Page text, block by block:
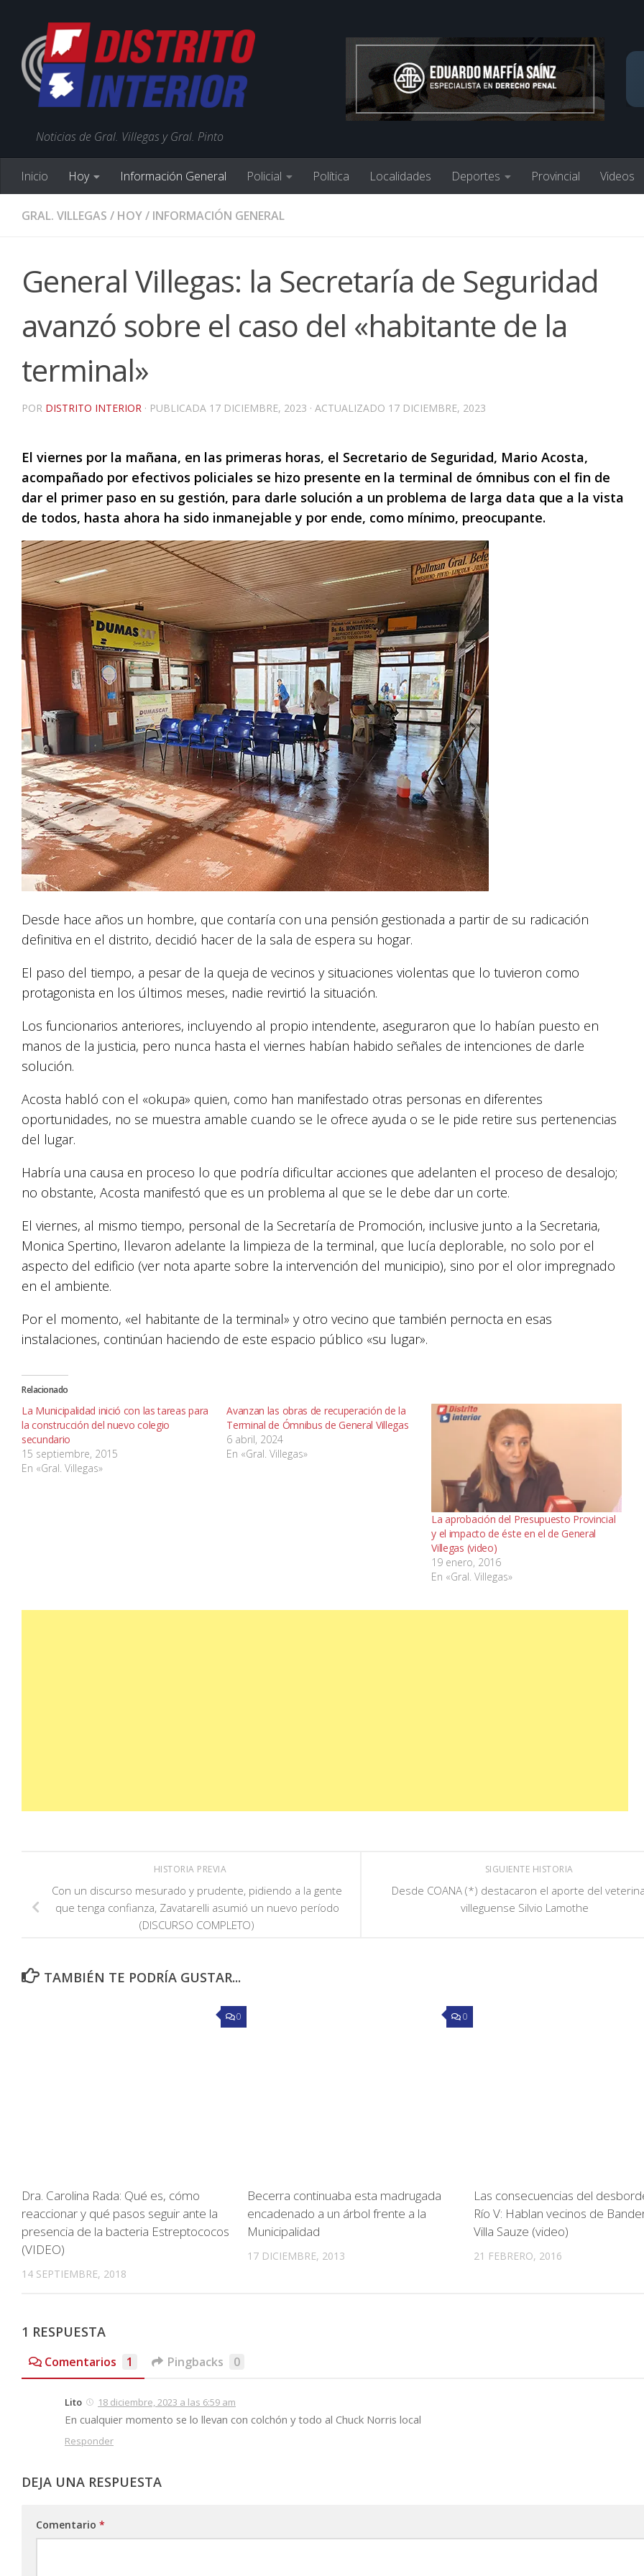
Noticias de Gral. Villegas y Gral. Pinto
Inicio Hoy Información General Policial Política Localidades Deportes Provincial Videos
GRAL. VILLEGAS / HOY/ INFORMACIÓN GENERAL
General Villegas: la Secretaría de Seguridad
avanzó sobre el caso del «habitante de la
terminal»
POR DISTRITO INTERIOR · PUBLICADA 17 DICIEMBRE, 2023 · ACTUALIZADO 17 DICIEMBRE, 2023
El viernes por la mañana, en las primeras horas, el Secretario de Seguridad, Mario Acosta,
acompañado por efectivos policiales se hizo presente en la terminal de ómnibus con el fin de
dar el primer paso en su gestión, para darle solución a un problema de larga data que a la vista
de todos, hasta ahora ha sido inmanejable y por ende, como mínimo, preocupante.
Desde hace años un hombre, que contaría con una pensión gestionada a partir de su radicación
definitiva en el distrito, decidió hacer de la sala de espera su hogar.
El paso del tiempo, a pesar de la queja de vecinos y situaciones violentas que lo tuvieron como
protagonista en los últimos meses, nadie revirtió la situación.
Los funcionarios anteriores, incluyendo al propio intendente, aseguraron que lo habían puesto en
manos de la justicia, pero nunca hasta el viernes habían habido señales de intenciones de darle
solución.
Acosta habló con el «okupa» quien, como han manifestado otras personas en diferentes
oportunidades, no se muestra amable cuando se le ofrece ayuda o se le pide retire sus pertenencias
del lugar.
Habría una causa en proceso lo que podría dificultar acciones que adelanten el proceso de desalojo;
no obstante, Acosta manifestó que es un problema al que se le debe dar un corte.
El viernes, al mismo tiempo, personal de la Secretaría de Promoción, inclusive junto a la Secretaria,
Monica Spertino, llevaron adelante la limpieza de la terminal, que lucía deplorable, no solo por el
aspecto del edificio (ver nota aparte sobre la intervención del municipio), sino por el olor impregnado
en el ambiente.
Por el momento, «el habitante de la terminal» y otro vecino que también pernocta en esas
instalaciones, continúan haciendo de este espacio público «su lugar».
Relacionado
La Municipalidad inició con las tareas para
la construcción del nuevo colegio
secundario
15 septiembre, 2015
En «Gral. Villegas»
Avanzan las obras de recuperación de la
Terminal de Ómnibus de General Villegas
6 abril, 2024
En «Gral. Villegas»
La aprobación del Presupuesto Provincial
y el impacto de éste en el de General
Villegas (video)
19 enero, 2016
En «Gral. Villegas»
SIGUIENTE HISTORIA
Desde COANA (*) destacaron el aporte del
villeguense Silvio Lamothe
HISTORIA PREVIA
Con un discurso mesurado y prudente, pidiendo a la gente
que tenga confianza, Zavatarelli asumió un nuevo período
(DISCURSO COMPLETO)
TAMBIÉN TE PODRÍA GUSTAR...
0
Dra. Carolina Rada: Qué es, cómo
reaccionar y qué pasos seguir ante la
presencia de la bacteria Estreptococos
(VIDEO)
14 SEPTIEMBRE, 2018
0
Becerra continuaba esta madrugada
encadenado a un árbol frente a la
Municipalidad
17 DICIEMBRE, 2013
Las consecuencias del
Río V: Hablan vecinos de
Villa Sauze (video)
21 FEBRERO, 2016
1 RESPUESTA
Comentarios 1 Pingbacks 0
Lito 18 diciembre, 2023 a las 6:59 am
En cualquier momento se lo llevan con colchón y todo al Chuck Norris local
Responder
DEJA UNA RESPUESTA
Comentario *